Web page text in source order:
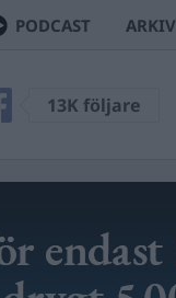
PODCAST ARKIV
13K följare